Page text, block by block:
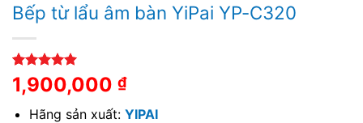
Bếp từ lẩu âm bàn YiPai YP-C320
5.00trên 5
dựa trên
2
1,900,000 ₫
Hãng sản xuất: YIPAI